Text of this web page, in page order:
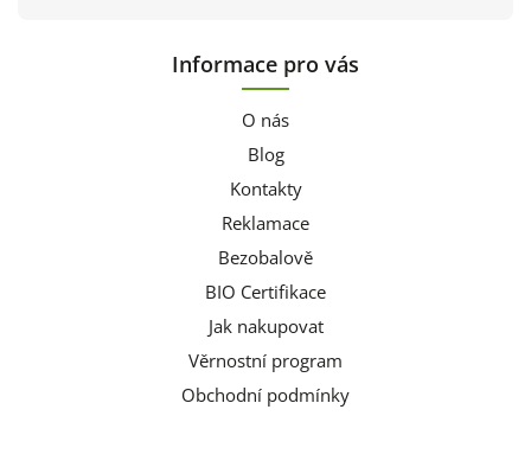
Informace pro vás
O nás
Blog
Kontakty
Reklamace
Bezobalově
BIO Certifikace
Jak nakupovat
Věrnostní program
Obchodní podmínky